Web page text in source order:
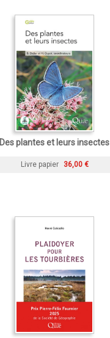
Des plantes et leurs insectes
Livre papier 36,00 €